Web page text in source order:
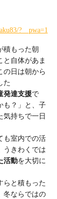
?__pwa=1
積もった朝
と自体があま
の日は朝から
た
発達支援で
も？」と、子
気持ちで一日
も室内での活
うきわくでは
活動を大切に
らと積もった
冬ならではの